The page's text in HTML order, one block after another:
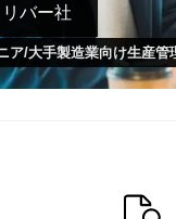
バー社
ア/大手製造業向け生産管